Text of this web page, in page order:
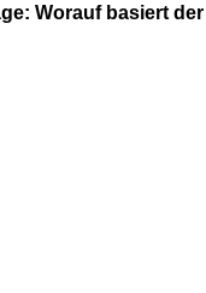
Worauf basiert